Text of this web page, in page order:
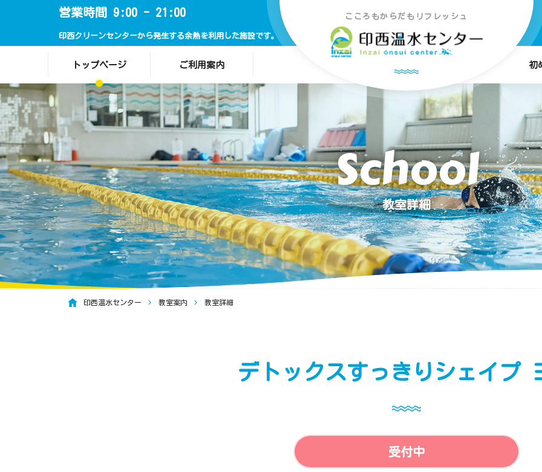
こころもからだもリフレッシュ
営業時間 9:00 - 21:00
印西クリーンセンターから発生する余熱を利用した施設です。
トップページ ご利用案内 初
教室詳細
印西温水センター 教室案内 教室詳細
デトックスすっきりシェイプ
受付中